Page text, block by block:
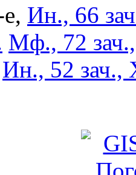
Ин., 66
Мф., 72
Ин., 52 зач.,